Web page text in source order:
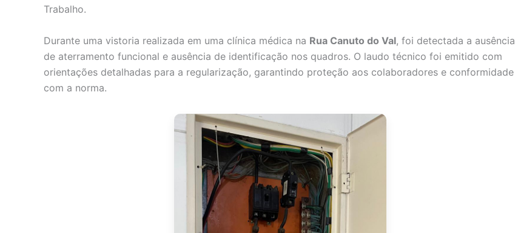
Trabalho.
Durante uma vistoria realizada em uma clínica médica na Rua Canuto do Val, foi detectada a ausência
de aterramento funcional e ausência de identificação nos quadros. O laudo técnico foi emitido com
orientações detalhadas para a regularização, garantindo proteção aos colaboradores e conformidade
com a norma.